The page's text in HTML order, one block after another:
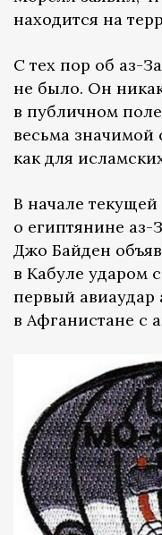
находится на
С тех пор об аз-
не было. Он
в публичном
весьма
как для
В начале
о египтянине
Джо Байден
в Кабуле ударом
первый авиаудар
в Афганистане с